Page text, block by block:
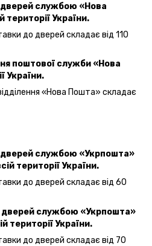
службою «Нова
території України.
до дверей складає від 110
поштової служби «Нова
України.
«Нова Пошта» складає
службою «Укрпошта»
території України.
до дверей складає від 60
дверей службою «Укрпошта»
території України.
до дверей складає від 70